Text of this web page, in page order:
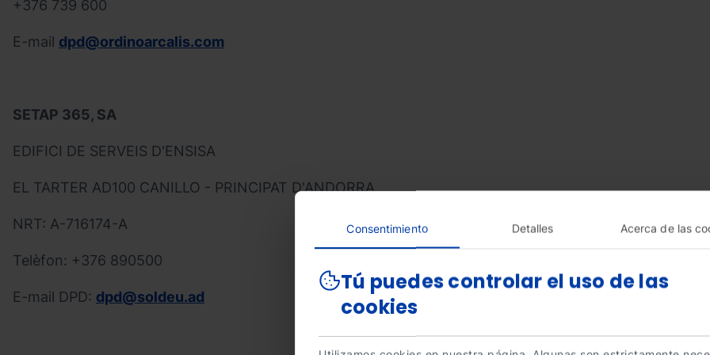
Consentimiento Detalles Acerca de las
Tú puedes controlar el uso de las
cookies
+376 739 600
E-mail dpd@ordinoarcalis.com
SETAP 365, SA
EDIFICI DE SERVEIS D'ENSISA
EL TARTER AD100 CANILLO - PRINCIPAT D'ANDORRA
NRT: A-716174-A
Telèfon: +376 890500
E-mail DPD: dpd@soldeu.ad